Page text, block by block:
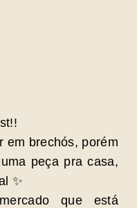
em brechós, porém
peça pra casa,
✨
que está